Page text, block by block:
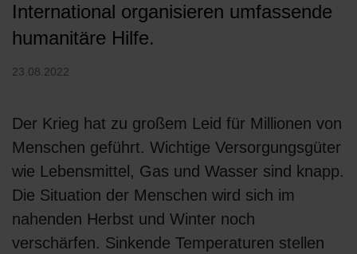
International organisieren umfassende
humanitäre Hilfe.
23.08.2022
Der Krieg hat zu großem Leid für Millionen von
Menschen geführt. Wichtige Versorgungsgüter
wie Lebensmittel, Gas und Wasser sind knapp.
Die Situation der Menschen wird sich im
nahenden Herbst und Winter noch
verschärfen. Sinkende Temperaturen stellen